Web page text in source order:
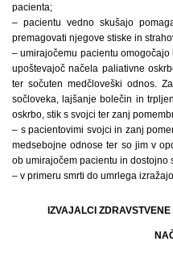
pacienta;
– pacientu vedno skušajo
premagovati njegove stiske in
– umirajočemu pacientu omogočajo
upoštevajoč načela paliativne
ter sočuten medčloveški odnos.
sočloveka, lajšanje bolečin in
oskrbo, stik s svojci ter zanj
– s pacientovimi svojci in zanj
medsebojne odnose ter so jim v
ob umirajočem pacientu in dostojno
– v primeru smrti do umrlega
IZVAJALCI